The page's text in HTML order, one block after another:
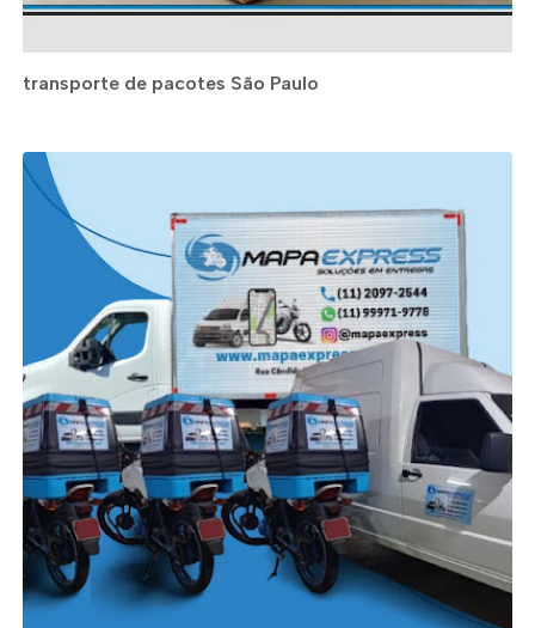
transporte de pacotes São Paulo